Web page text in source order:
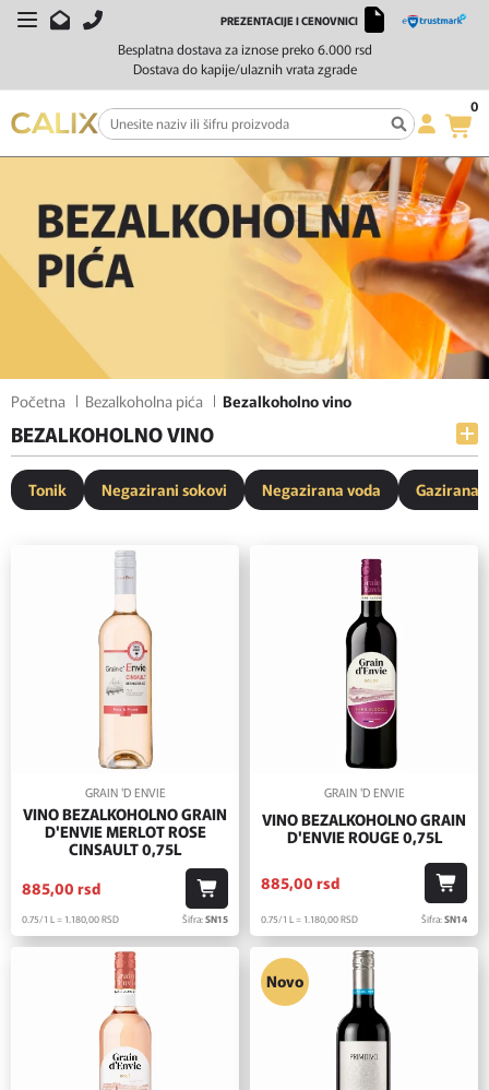
Besplatna dostava za iznose preko 6.000 rsd
Dostava do kapije/ulaznih vrata zgrade
PREZENTACIJE I CENOVNICI
0
Početna Bezalkoholna pića Bezalkoholno vino
BEZALKOHOLNO VINO
Tonik Negazirani sokovi Negazirana voda Gazirana
FILTERI
SORTIRAJ
GRAIN 'D ENVIE
VINO BEZALKOHOLNO GRAIN
D'ENVIE MERLOT ROSE
CINSAULT 0,75L
885,00 rsd
0.75/1 L = 1.180,00RSD Šifra:SN15
GRAIN 'D ENVIE
VINO BEZALKOHOLNO GRAIN
D'ENVIE ROUGE 0,75L
885,00 rsd
0.75/1 L = 1.180,00RSD Šifra:SN14
Novo